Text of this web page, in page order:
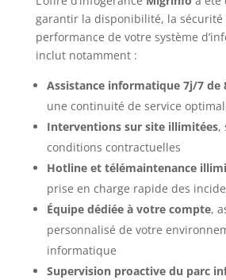
garantir la disponibilité, la sécurité
performance de votre système
inclut notamment :
Assistance informatique 7j/7 de
une continuité de service
Interventions sur site illimitées,
conditions contractuelles
Hotline et télémaintenance
prise en charge rapide des
Équipe dédiée à votre compte,
personnalisé de votre
informatique
Supervision proactive du parc